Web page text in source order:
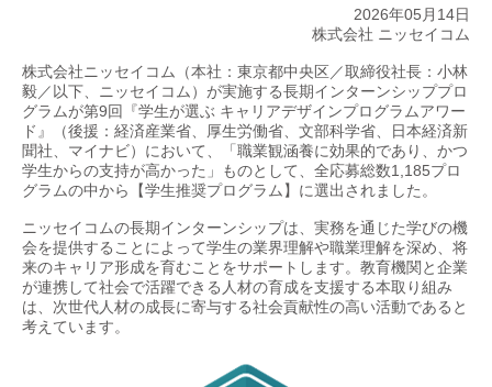
2026年05月14日
株式会社 ニッセイコム
株式会社ニッセイコム（本社：東京都中央区／取締役社長：小林
毅／以下、ニッセイコム）が実施する長期インターンシッププロ
グラムが第9回『学生が選ぶ キャリアデザインプログラムアワー
ド』（後援：経済産業省、厚生労働省、文部科学省、日本経済新
聞社、マイナビ）において、「職業観涵養に効果的であり、かつ
学生からの支持が高かった」ものとして、全応募総数1,185プロ
グラムの中から【学生推奨プログラム】に選出されました。
ニッセイコムの長期インターンシップは、実務を通じた学びの機
会を提供することによって学生の業界理解や職業理解を深め、将
来のキャリア形成を育むことをサポートします。教育機関と企業
が連携して社会で活躍できる人材の育成を支援する本取り組み
は、次世代人材の成長に寄与する社会貢献性の高い活動であると
考えています。